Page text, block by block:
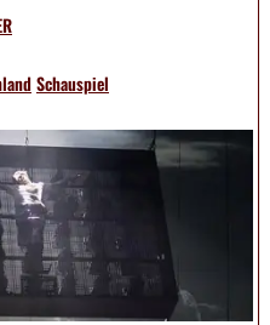
Schauspiel